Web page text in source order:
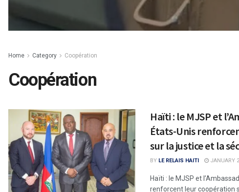
Home Category Coopération
Coopération
Haïti : le MJSP et
États-Unis
sur la justice et la
BY LE RELAIS HAITI JANUARY
Haïti : le MJSP et
renforcent leur coopération